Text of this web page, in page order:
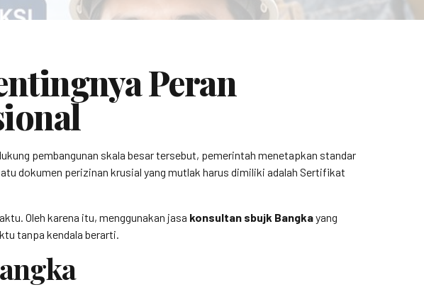
Peran
pembangunan skala besar tersebut, pemerintah menetapkan standar
dokumen perizinan krusial yang mutlak harus dimiliki adalah Sertifikat
Oleh karena itu, menggunakan jasa konsultan sbujk Bangkayang
tanpa kendala berarti.